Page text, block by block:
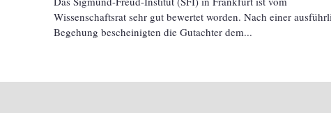
Wissenschaftsrat sehr gut bewertet worden. Nach einer
Begehung bescheinigten die Gutachter dem